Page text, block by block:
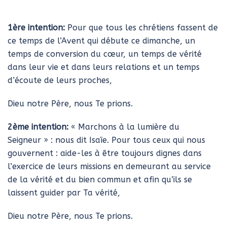
1ère intention: Pour que tous les chrétiens fassent de
ce temps de l’Avent qui débute ce dimanche, un
temps de conversion du cœur, un temps de vérité
dans leur vie et dans leurs relations et un temps
d’écoute de leurs proches,
Dieu notre Père, nous Te prions.
2ème intention: « Marchons à la lumière du
Seigneur » : nous dit Isaïe. Pour tous ceux qui nous
gouvernent : aide-les à être toujours dignes dans
l’exercice de leurs missions en demeurant au service
de la vérité et du bien commun et afin qu’ils se
laissent guider par Ta vérité,
Dieu notre Père, nous Te prions.